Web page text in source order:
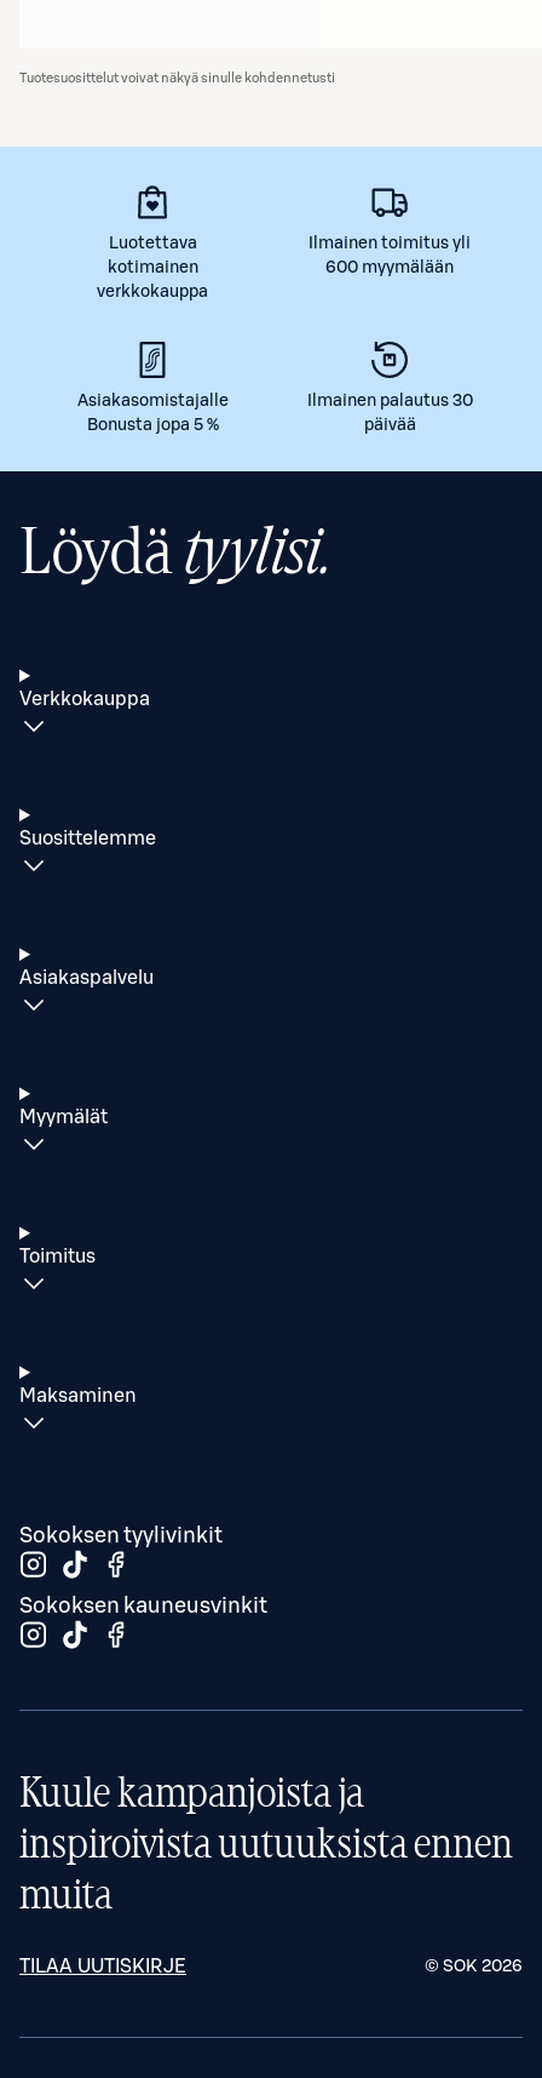
Tuotesuosittelut voivat näkyä sinulle kohdennetusti
Luotettava
kotimainen
verkkokauppa
Ilmainen toimitus yli
600 myymälään
Asiakasomistajalle
Bonusta jopa 5 %
Ilmainen palautus 30
päivää
Löydätyylisi.
Verkkokauppa
Suosittelemme
Asiakaspalvelu
Myymälät
Toimitus
Maksaminen
Sokoksen tyylivinkit
Sokoksen kauneusvinkit
Kuule kampanjoista ja
inspiroivista uutuuksista ennen
muita
TILAA UUTISKIRJE © SOK 2026